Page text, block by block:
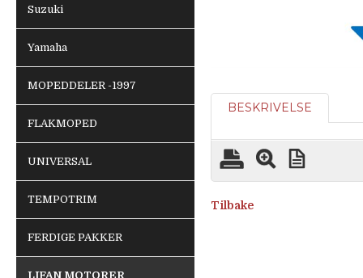
Suzuki
Yamaha
MOPEDDELER -1997
FLAKMOPED
UNIVERSAL
TEMPOTRIM
FERDIGE PAKKER
LIFAN MOTORER
BESKRIVELSE
Tilbake